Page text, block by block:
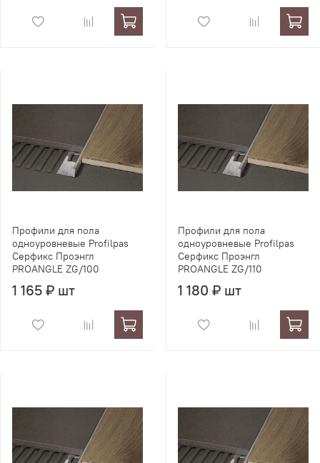
Профили для пола
одноуровневые Profilpas
Серфикс Проэнгл
PROANGLE ZG/100
1 165 ₽ шт
Профили для пола
одноуровневые Profilpas
Серфикс Проэнгл
PROANGLE ZG/110
1 180 ₽ шт